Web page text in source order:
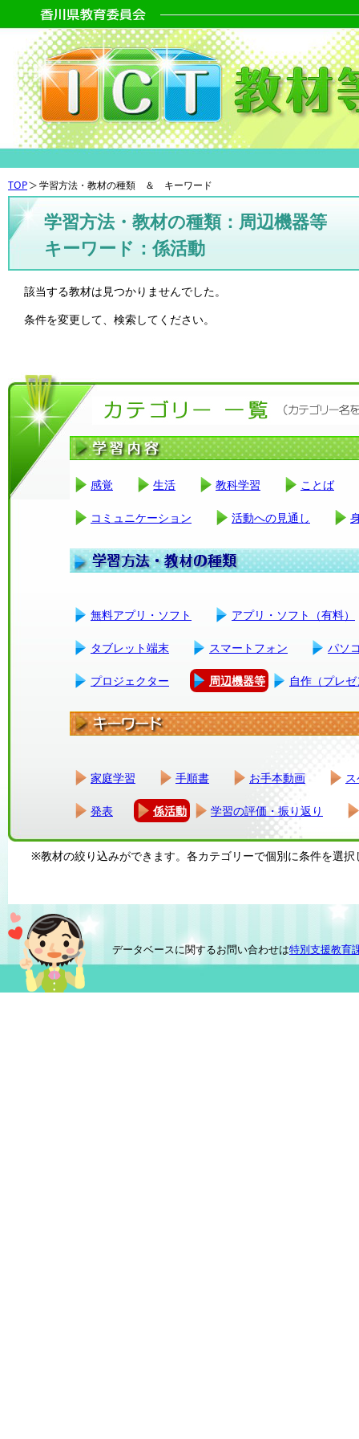
TOP 学習方法・教材の種類 ＆ キーワード
学習方法・教材の種類：周辺機器等
キーワード：係活動
該当する教材は見つかりませんでした。
条件を変更して、検索してください。
感覚 生活 教科学習 ことば
コミュニケーション 活動への見通し
無料アプリ・ソフト アプリ・ソフト（有料）
タブレット端末 スマートフォン パソ
プロジェクター 周辺機器等 自作（プレ
家庭学習 手順書 お手本動画
発表 係活動 学習の評価・振り返り
※教材の絞り込みができます。各カテゴリーで個別に条件を選択
データベースに関するお問い合わせは特別支援教育